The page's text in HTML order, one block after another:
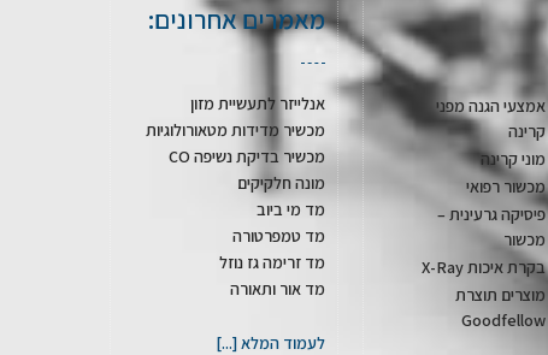
אמצעי הגנה מפני
קרינה
מוני קרינה
מכשור רפואי
פיסיקה גרעינית –
מכשור
בקרת איכות X-Ray
מוצרים תוצרת
Goodfellow
מאמרים אחרונים:
אנלייזר לתעשיית מזון
מכשיר מדידות מטאורולוגיות
מכשיר בדיקת נשיפה CO
מונה חלקיקים
מד מי ביוב
מד טמפרטורה
מד זרימה גז נוזל
מד אור ותאורה
לעמוד המלא [...]